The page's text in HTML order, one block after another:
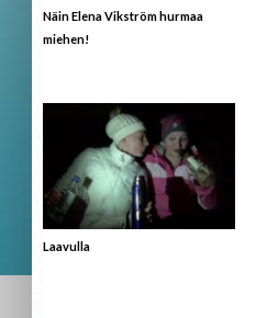
Näin Elena Vikström hurmaa
miehen!
Laavulla